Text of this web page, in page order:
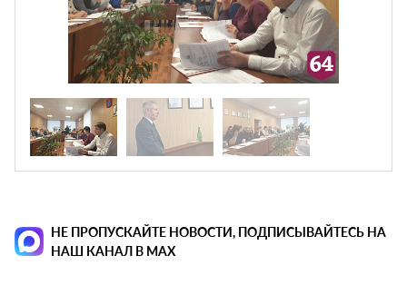
НЕ ПРОПУСКАЙТЕ НОВОСТИ, ПОДПИСЫВАЙТЕСЬ НА
НАШ КАНАЛ В MAX